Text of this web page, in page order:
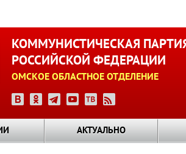
КОММУНИСТИЧЕСКАЯ
РОССИЙСКОЙ ФЕДЕРАЦИИ
ОМСКОЕ ОБЛАСТНОЕ ОТДЕЛЕНИЕ
АКТУАЛЬНО